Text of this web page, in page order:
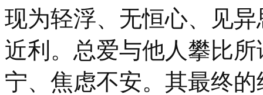
现为轻浮、无恒心、见
近利。总爱与他人攀比
宁、焦虑不安。其最终